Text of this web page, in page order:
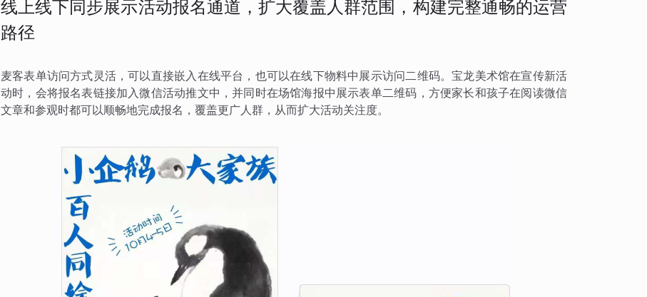
线上线下同步展示活动报名通道，扩大覆盖人群范围，构建完整通畅的运营
路径
麦客表单访问方式灵活，可以直接嵌入在线平台，也可以在线下物料中展示访问二维码。宝龙美术馆在宣传新活
动时，会将报名表链接加入微信活动推文中，并同时在场馆海报中展示表单二维码，方便家长和孩子在阅读微信
文章和参观时都可以顺畅地完成报名，覆盖更广人群，从而扩大活动关注度。